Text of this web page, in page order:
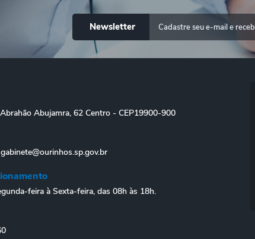
Newsletter
Abujamra, 62 Centro - CEP19900-900
gabinete@ourinhos.sp.gov.br
feira à Sexta-feira, das 08h às 18h.